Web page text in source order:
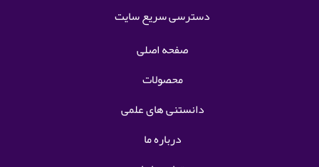
دسترسی سریع سایت
صفحه اصلی
محصولات
دانستنی های علمی
درباره ما